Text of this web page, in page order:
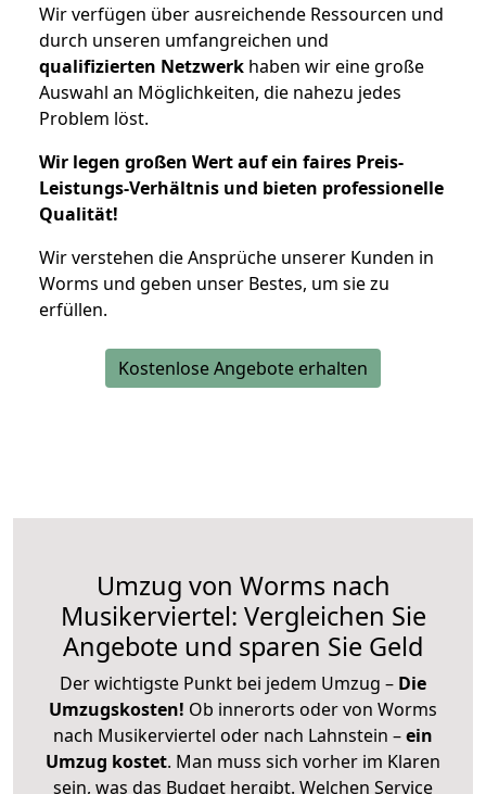
Wir verfügen über ausreichende Ressourcen und
durch unseren umfangreichen und
qualifizierten Netzwerk haben wir eine große
Auswahl an Möglichkeiten, die nahezu jedes
Problem löst.
Wir legen großen Wert auf ein faires Preis-
Leistungs-Verhältnis und bieten professionelle
Qualität!
Wir verstehen die Ansprüche unserer Kunden in
Worms und geben unser Bestes, um sie zu
erfüllen.
Kostenlose Angebote erhalten
Umzug von Worms nach
Musikerviertel: Vergleichen Sie
Angebote und sparen Sie Geld
Der wichtigste Punkt bei jedem Umzug – Die
Umzugskosten! Ob innerorts oder von Worms
nach Musikerviertel oder nach Lahnstein –ein
Umzug kostet. Man muss sich vorher im Klaren
sein, was das Budget hergibt. Welchen Service